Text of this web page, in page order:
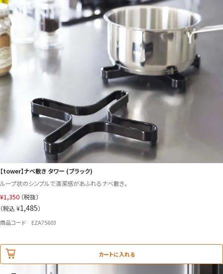
【tower】ナベ敷き タワー (ブラック)
ループ状のシンプルで清潔感があふれるナベ敷き。
¥1,350 （税抜）
（税込 ¥1,485）
商品コード EZA75603
カートに入れる